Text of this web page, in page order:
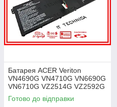
Батарея ACER Veriton
VN4690G VN4710G VN6690G
VN6710G VZ2514G VZ2592G
VZ2594G 11.25V 4471mAh
ОРИГІНАЛ
Готово до відправки